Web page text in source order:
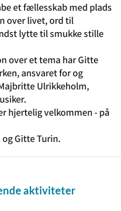
et fællesskab med plads
over livet, ord til
lytte til smukke stille
over et tema har Gitte
ansvaret for og
Ulrikkeholm,
hjertelig velkommen - på
Gitte Turin.
aktiviteter